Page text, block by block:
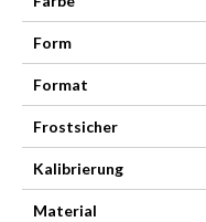
Form
Format
Frostsicher
Kalibrierung
Material